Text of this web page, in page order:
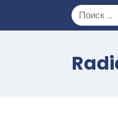
содержимому